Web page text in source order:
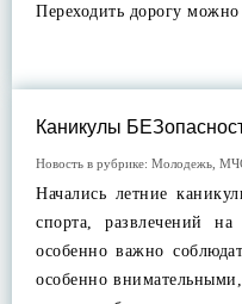
Переходить дорогу
Каникулы
Новость в рубрике: Молодежь
Начались летние
спорта, развлечений
особенно важно
особенно